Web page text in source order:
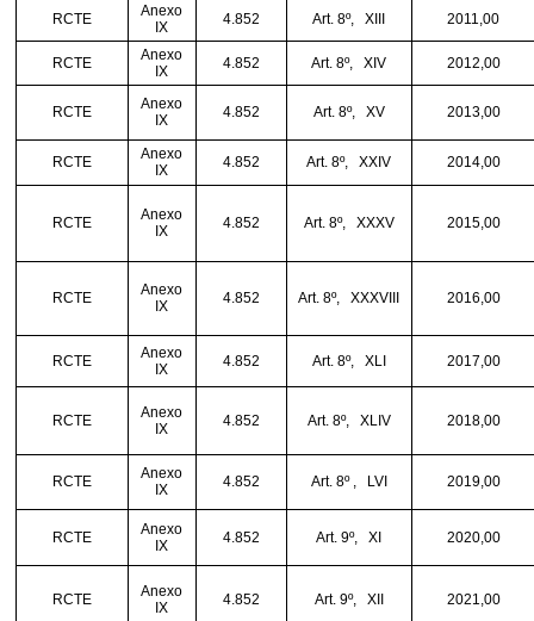
RCTE
Anexo
IX
4.852 Art. 8º, XIII 2011,00
RCTE
Anexo
IX
4.852 Art. 8º, XIV 2012,00
RCTE
Anexo
IX
4.852 Art. 8º, XV 2013,00
RCTE
Anexo
IX
4.852 Art. 8º, XXIV 2014,00
RCTE
Anexo
IX
4.852 Art. 8º, XXXV 2015,00
RCTE
Anexo
IX
4.852 Art. 8º, XXXVIII 2016,00
RCTE
Anexo
IX
4.852 Art. 8º, XLI 2017,00
RCTE
Anexo
IX
4.852 Art. 8º, XLIV 2018,00
RCTE
Anexo
IX
4.852 Art. 8º , LVI 2019,00
RCTE
Anexo
IX
4.852 Art. 9º, XI 2020,00
RCTE
Anexo
IX
4.852 Art. 9º, XII 2021,00